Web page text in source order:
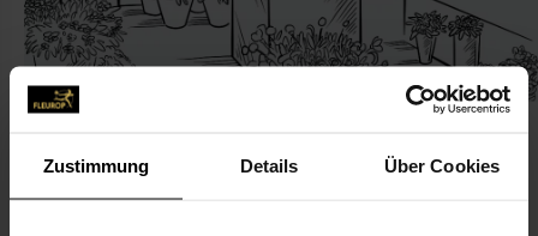
Zustimmung Details Über Cookies